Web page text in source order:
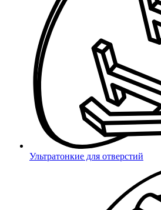
8 (800) 333 03 59
Ваш город Самара?
Да
Ультратонкие для отверстий